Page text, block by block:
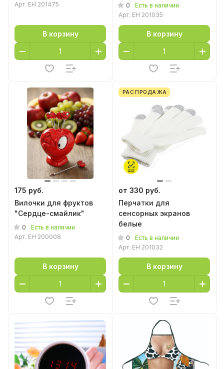
Арт. EH 201475
В корзину
0
Есть в наличии
Арт. EH 201035
В корзину
175 руб.
Вилочки для фруктов
"Сердце-смайлик"
0
Есть в наличии
Арт. EH 200008
В корзину
РАСПРОДАЖА
от 330 руб.
Перчатки для
сенсорных экранов
белые
0
Есть в наличии
Арт. EH 201032
В корзину